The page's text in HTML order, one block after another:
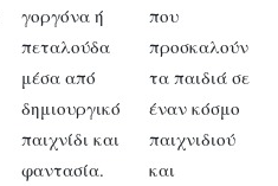
γοργόνα ή
πεταλούδα
μέσα από
δημιουργικό
παιχνίδι και
φαντασία.
που
προσκαλούν
τα παιδιά σε
έναν κόσμο
παιχνιδιού
και